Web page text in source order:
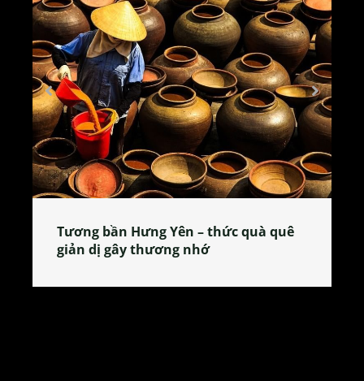
Về thăm làng trầu cau nổi tiếng ở Hà
Nội